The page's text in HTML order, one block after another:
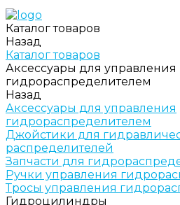
Каталог товаров
Назад
Каталог товаров
Аксессуары для управления
гидрораспределителем
Назад
Аксессуары для управления
гидрораспределителем
Джойстики для
распределителей
Запчасти для
Ручки управления
Тросы управления
Гидроцилиндры